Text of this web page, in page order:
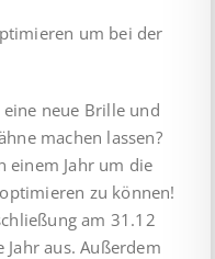
um bei der
neue Brille und
machen lassen?
einem Jahr um die
zu können!
am 31.12
aus. Außerdem